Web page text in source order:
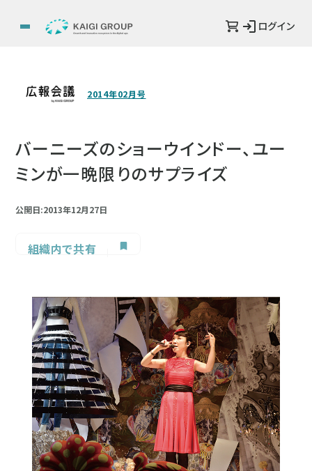
ログイン
2014年02月号
バーニーズのショーウインドー、ユー
ミンが一晩限りのサプライズ
公開日:2013年12月27日
組織内で共有